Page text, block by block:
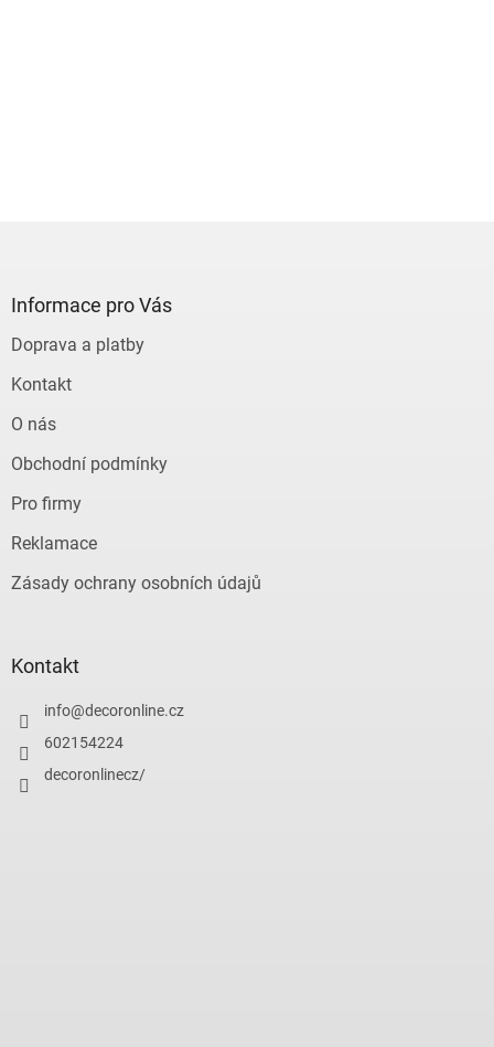
Informace pro Vás
Doprava a platby
Kontakt
O nás
Obchodní podmínky
Pro firmy
Reklamace
Zásady ochrany osobních údajů
Kontakt
info@decoronline.cz
602154224
decoronlinecz/